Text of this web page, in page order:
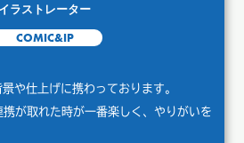
イラストレーター
COMIC&IP
や仕上げに携わっております。
が取れた時が一番楽しく、やりがいを